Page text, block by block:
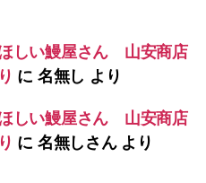
しい鰻屋さん 山安商店
に 名無し より
しい鰻屋さん 山安商店
に 名無しさんより